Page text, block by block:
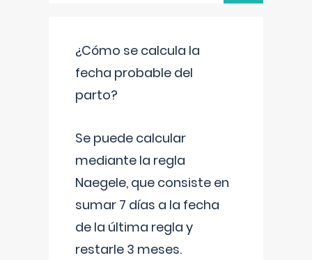
¿Cómo se calcula la
fecha probable del
parto?
Se puede calcular
mediante la regla
Naegele, que consiste en
sumar 7 días a la fecha
de la última regla y
restarle 3 meses.